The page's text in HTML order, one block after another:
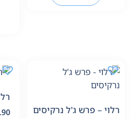
רלוי – פרש ג'ל נרקיסים